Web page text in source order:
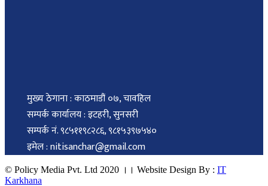
मुख्य ठेगाना : काठमाडौं ०७, चावहिल
सम्पर्क कार्यालय : इटहरी, सुनसरी
सम्पर्क नं. ९८५११९८२८६, ९८१५३९७५४०
इमेल : nitisanchar@gmail.com
© Policy Media Pvt. Ltd 2020 ।। Website Design By : IT
Karkhana